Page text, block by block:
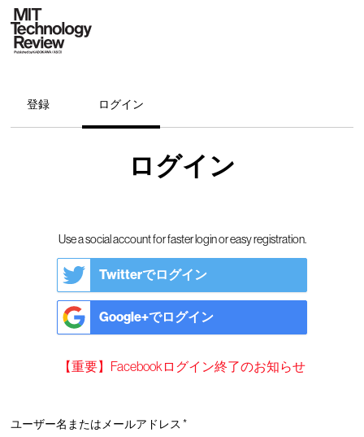
登録 ログイン
ログイン
Use a social account for faster login or easy registration.
Twitterでログイン
Google+でログイン
【重要】Facebookログイン終了のお知らせ
ユーザー名またはメールアドレス*必